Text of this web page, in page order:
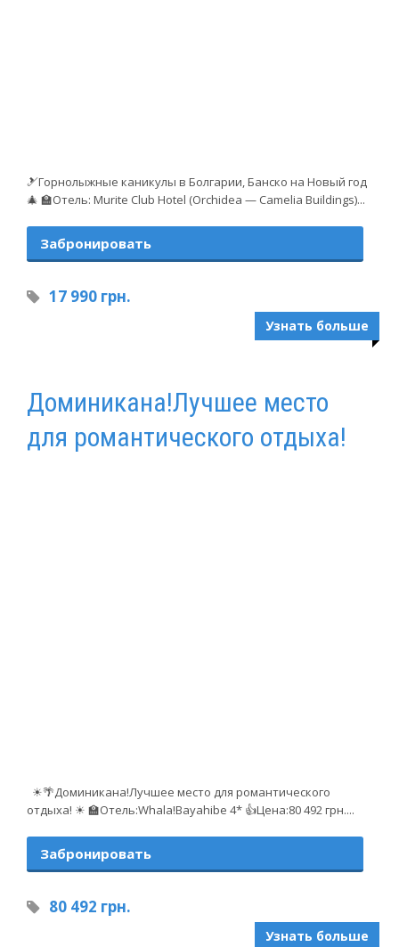
🎿Горнолыжные каникулы в Болгарии, Банско на Новый год
🎄 🏫Отель: Murite Club Hotel (Orchidea — Camelia Buildings)...
Забронировать
17 990 грн.
Узнать больше
Доминикана!Лучшее место
для романтического отдыха!
☀🌴Доминикана!Лучшее место для романтического
отдыха! ☀ 🏫Отель:Whala!Bayahibe 4* 👍Цена:80 492 грн....
Забронировать
80 492 грн.
Узнать больше